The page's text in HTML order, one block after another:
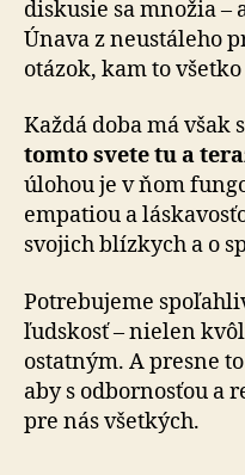
diskusie sa množia –
Únava z neustáleho
otázok, kam to
Každá doba má však
tomto svete tu a
úlohou je v ňom
empatiou a
svojich blízkych a o
Potrebujeme
ľudskosť – nie­len
ostatným. A presne
aby s odbornosťou a
pre nás všetkých.